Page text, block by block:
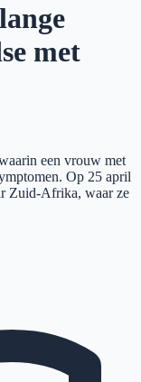
met
een vrouw met
Op 25 april
Zuid-Afrika, waar ze